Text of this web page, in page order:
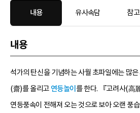
내용 유사속담 참
내용
석가의 탄신을 기념하는 사월 초파일에는 많
(齋)를 올리고 연등놀이 를 한다. 『고려사(高
연등풍속이 전해져 오는 것으로 보아 오랜 풍